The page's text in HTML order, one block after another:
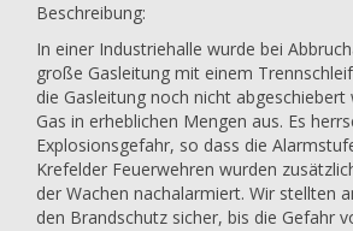
Beschreibung:
In einer Industriehalle wurde bei
große Gasleitung mit einem
die Gasleitung noch nicht
Gas in erheblichen Mengen aus. Es
Explosionsgefahr, so dass die
Krefelder Feuerwehren wurden
der Wachen nachalarmiert. Wir stellten
den Brandschutz sicher, bis die Gefahr